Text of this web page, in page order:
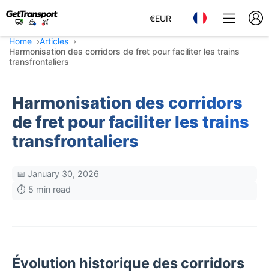
€EUR
Home
Articles
Harmonisation des corridors de fret pour faciliter les trains
transfrontaliers
Harmonisation des corridors
de fret pour faciliter les trains
transfrontaliers
📅 January 30, 2026
⏱️ 5 min read
Évolution historique des corridors